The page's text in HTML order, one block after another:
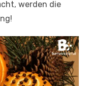
werden die